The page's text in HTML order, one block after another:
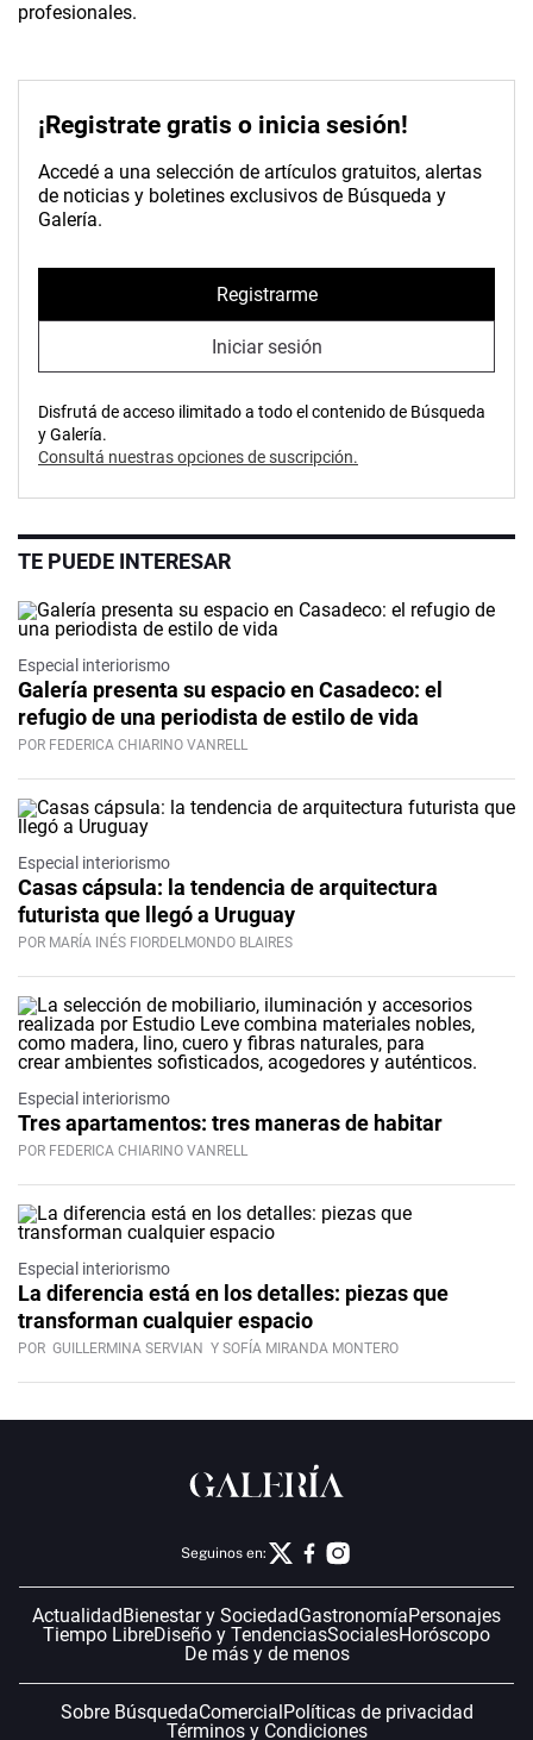
profesionales.
¡Registrate gratis o inicia sesión!
Accedé a una selección de artículos gratuitos, alertas
de noticias y boletines exclusivos de Búsqueda y
Galería.
Registrarme
Iniciar sesión
Disfrutá de acceso ilimitado a todo el contenido de Búsqueda
y Galería.
Consultá nuestras opciones de suscripción.
TE PUEDE INTERESAR
Especial interiorismo
Galería presenta su espacio en Casadeco: el
refugio de una periodista de estilo de vida
POR FEDERICA CHIARINO VANRELL
Especial interiorismo
Casas cápsula: la tendencia de arquitectura
futurista que llegó a Uruguay
POR MARÍA INÉS FIORDELMONDO BLAIRES
Especial interiorismo
Tres apartamentos: tres maneras de habitar
POR FEDERICA CHIARINO VANRELL
Especial interiorismo
La diferencia está en los detalles: piezas que
transforman cualquier espacio
POR GUILLERMINA SERVIAN Y SOFÍA MIRANDA MONTERO
Seguinos en:
Actualidad Bienestar y SociedadGastronomíaPersonajes
Tiempo LibreDiseño y TendenciasSocialesHoróscopo
De más y de menos
Sobre BúsquedaComercial Políticas de privacidad
Términos y Condiciones